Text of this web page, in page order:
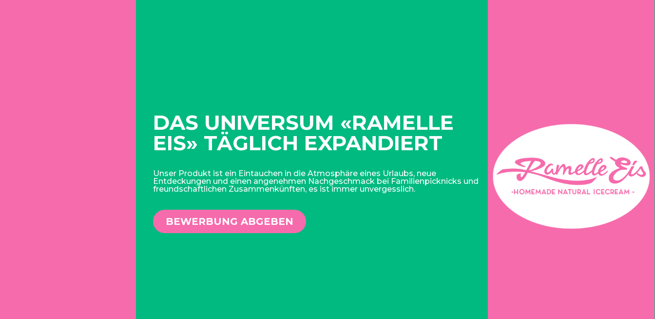
DAS UNIVERSUM «RAMELLE
EIS» TÄGLICH EXPANDIERT
Unser Produkt ist ein Eintauchen in die Atmosphäre eines Urlaubs, neue
Entdeckungen und einen angenehmen Nachgeschmack bei Familienpicknicks und
freundschaftlichen Zusammenkünften, es ist immer unvergesslich.
BEWERBUNG ABGEBEN